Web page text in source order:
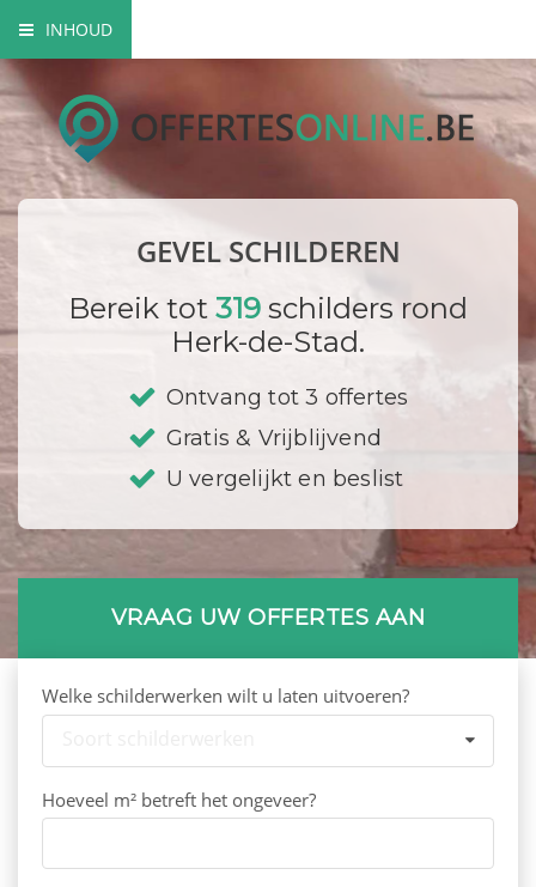
INHOUD
Mogelijke gevel schilderwerken
Verfsoorten
Hoe gaat een schilder te werk?
Bedrijf registrerenGEVEL SCHILDEREN
Bereik tot 319 schilders rond
Herk-de-Stad.
Ontvang tot 3 offertes
Gratis & Vrijblijvend
U vergelijkt en beslist
VRAAG UW OFFERTES AAN
Welke schilderwerken wilt u laten uitvoeren?
Hoeveel m² betreft het ongeveer?